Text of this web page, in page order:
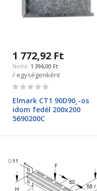
1 772,92 Ft
1 396,00 Ft
/ egységenként
Rating:
Elmark CT1 90D90˛-os
idom fedél 200x200
5690200C